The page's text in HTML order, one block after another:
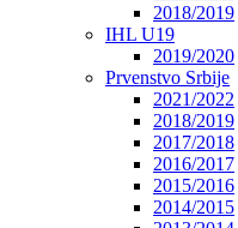
2018/2019
IHL U19
2019/2020
Prvenstvo Srbije
2021/2022
2018/2019
2017/2018
2016/2017
2015/2016
2014/2015